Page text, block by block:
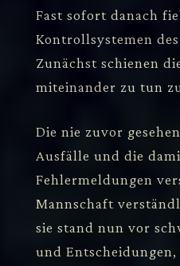
Fast sofort danach
Kontrollsystemen
Zunächst schienen
miteinander zu tun
Die nie zuvor
Ausfälle und die
Fehlermeldungen
Mannschaft
sie stand nun vor
und